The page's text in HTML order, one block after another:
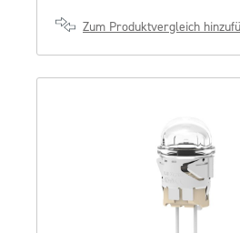
Zum Produktvergleich